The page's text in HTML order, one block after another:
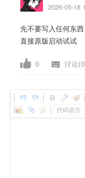
2026-05-18
先不要写入任何东
直接原版启动试试
0 讨论
代码语言